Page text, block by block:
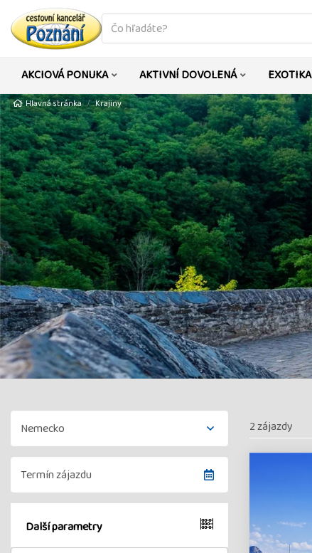
co
hledáte
AKCIOVÁ PONUKA AKTIVNÍ DOVOLENÁ EXOTIKA
Hlavná stránka Krajiny
Další parametry
2 zájazdy